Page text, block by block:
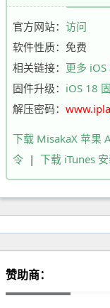
官方网站： 访问
软件性质：免费
相关链接： 更多 iOS
固件升级： iOS 18
解压密码：
下载 MisakaX 苹果
令 | 下载 iTunes
赞助商：